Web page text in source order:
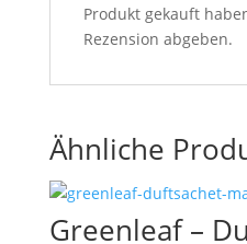
Produkt gekauft
Rezension abgeben.
Ähnliche
Greenleaf –